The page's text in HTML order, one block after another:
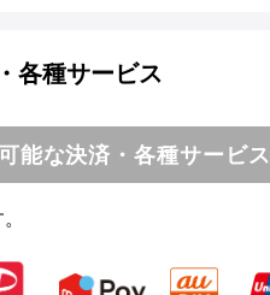
各種サービス
能な決済・各種サービス